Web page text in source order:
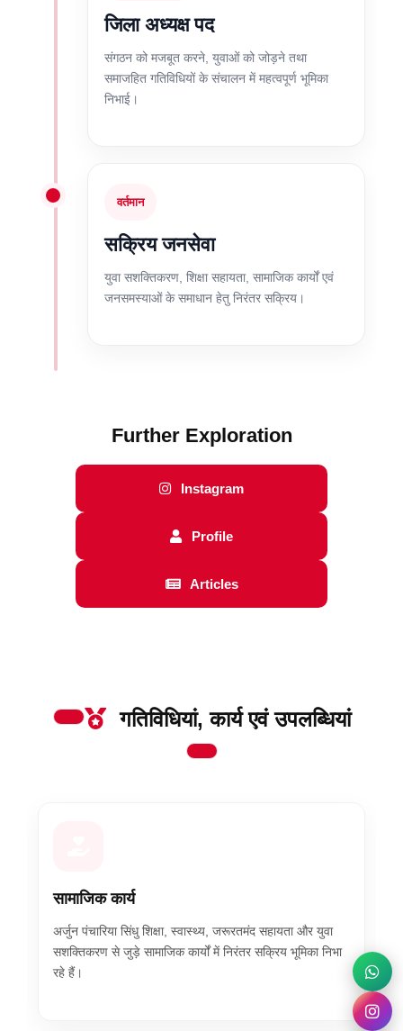
जिला अध्यक्ष पद
संगठन को मजबूत करने, युवाओं को जोड़ने तथा
समाजहित गतिविधियों के संचालन में महत्वपूर्ण भूमिका
निभाई।
वर्तमान
सक्रिय जनसेवा
युवा सशक्तिकरण, शिक्षा सहायता, सामाजिक कार्यों एवं
जनसमस्याओं के समाधान हेतु निरंतर सक्रिय।
Further Exploration
Instagram
Profile
Articles
गतिविधियां, कार्य एवं उपलब्धियां
सामाजिक कार्य
अर्जुन पंचारिया सिंधु शिक्षा, स्वास्थ्य, जरूरतमंद सहायता और युवा
सशक्तिकरण से जुड़े सामाजिक कार्यों में निरंतर सक्रिय भूमिका निभा
रहे हैं।